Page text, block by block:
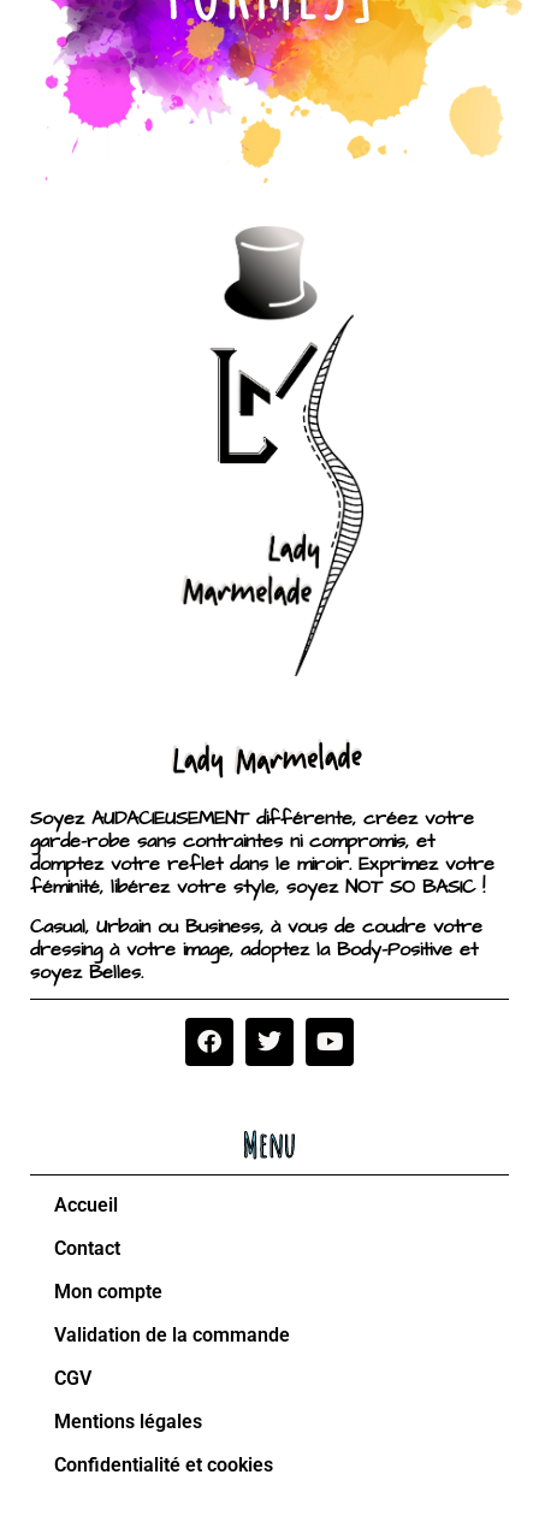
Soyez AUDACIEUSEMENT différente, créez votre
garde-robe sans contraintes ni compromis, et
domptez votre reflet dans le miroir. Exprimez votre
féminité, libérez votre style, soyez NOT SO BASIC !
Casual, Urbain ou Business, à vous de coudre votre
dressing à votre image, adoptez la Body-Positive et
soyez Belles.
Menu
Accueil
Contact
Mon compte
Validation de la commande
CGV
Mentions légales
Confidentialité et cookies